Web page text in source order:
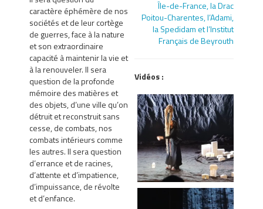
caractère éphémère de nos
sociétés et de leur cortège
de guerres, face à la nature
et son extraordinaire
capacité à maintenir la vie et
à la renouveler. Il sera
question de la profonde
mémoire des matières et
des objets, d’une ville qu’on
détruit et reconstruit sans
cesse, de combats, nos
combats intérieurs comme
les autres. Il sera question
d’errance et de racines,
d’attente et d’impatience,
d’impuissance, de révolte
et d’enfance.
Île-de-France, la Drac
Poitou-Charentes, l’Adami,
la Spedidam et l’Institut
Français de Beyrouth
Vidéos :